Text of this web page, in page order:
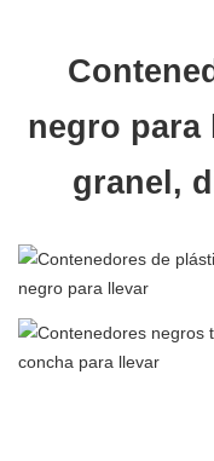
negro para
granel,